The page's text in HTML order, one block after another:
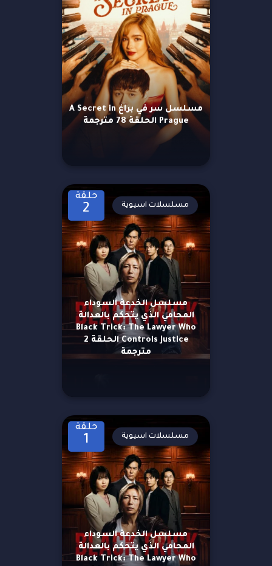
مسلسل سر في براغ A Secret in
Prague الحلقة 78 مترجمة
حلقة
2
مسلسل الخدعة السوداء
المحامي الذي يتحكم بالعدالة
Black Trick: The Lawyer Who
Controls Justice الحلقة 2
مترجمة
مسلسلات اسيوية
حلقة
1
مسلسل الخدعة السوداء
المحامي الذي يتحكم بالعدالة
Black Trick: The Lawyer Who
مسلسلات اسيوية